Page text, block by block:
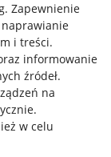
. Zapewnienie
i treści.
informowanie
źródeł.
na
.
w celu